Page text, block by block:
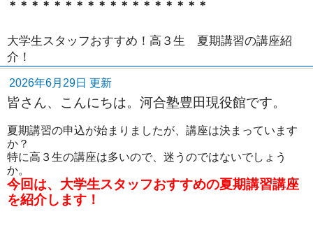
＊＊＊＊＊＊＊＊＊＊＊＊＊＊＊＊＊＊
大学生スタッフおすすめ！高３生 夏期講習の講座紹
介！
2026年6月29日 更新
皆さん、こんにちは。河合塾豊田現役館です。
夏期講習の申込が始まりましたが、講座は決まっています
か？
特に高３生の講座は多いので、迷うのではないでしょう
か。
今回は、大学生スタッフおすすめの夏期講習講座
を紹介します！